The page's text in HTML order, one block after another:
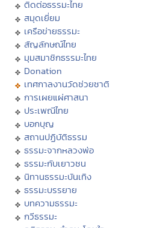
ติดต่อธรรมะไทย
สมุดเยี่ยม
เครือข่ายธรรมะ
สัญลักษณ์ไทย
มุมสมาชิกธรรมะไทย
Donation
เทศกาลงานวัดช่วยชาติ
การเผยแผ่ศาสนา
ประเพณีไทย
บอกบุญ
สถานปฏิบัติธรรม
ธรรมะจากหลวงพ่อ
ธรรมะกับเยาวชน
นิทานธรรมะบันเทิง
ธรรมะบรรยาย
บทความธรรมะ
กวีธรรมะ